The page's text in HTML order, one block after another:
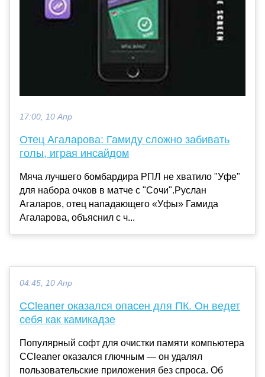
17:00, 10 Апр
Отец Агаларова: Гамиду сложно забивать
голы, играя инсайдом
Мяча лучшего бомбардира РПЛ не хватило "Уфе"
для набора очков в матче с "Сочи".Руслан
Агаларов, отец нападающего «Уфы» Гамида
Агаларова, объяснил с ч...
04:45, 10 Апр
CCleaner оказался опасен для ПК. Он ведет
себя как камикадзе
Популярный софт для очистки памяти компьютера
CCleaner оказался глючным — он удалял
пользовательские приложения без спроса. Об